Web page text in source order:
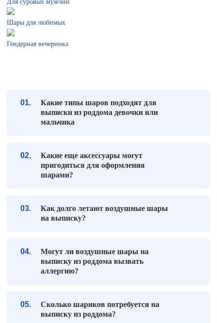
Для суровых мужчин
Шары для любимых
Гендерная вечеринка
Какие типы шаров подходят для
выписки из роддома девочки или
мальчика
Какие еще аксессуары могут
пригодиться для оформления
шарами?
Как долго летают воздушные шары
на выписку?
Могут ли воздушные шары на
выписку из роддома вызвать
аллергию?
Сколько шариков потребуется на
выписку из роддома?